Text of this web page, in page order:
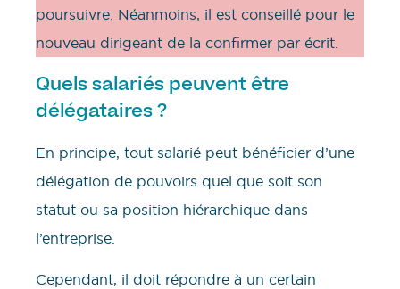
poursuivre. Néanmoins, il est conseillé pour le
nouveau dirigeant de la confirmer par écrit.
Quels salariés peuvent être
délégataires ?
En principe, tout salarié peut bénéficier d’une
délégation de pouvoirs quel que soit son
statut ou sa position hiérarchique dans
l’entreprise.
Cependant, il doit répondre à un certain